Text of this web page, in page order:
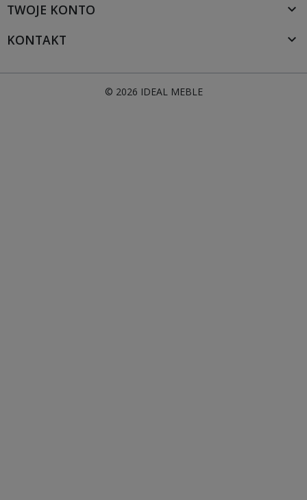
TWOJE KONTO

KONTAKT

© 2026 IDEAL MEBLE